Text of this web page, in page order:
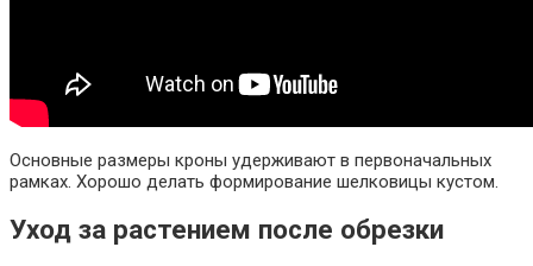
Основные размеры кроны удерживают в первоначальных
рамках. Хорошо делать формирование шелковицы кустом.
Уход за растением после обрезки